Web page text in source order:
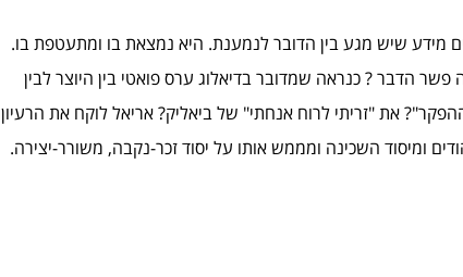
מידע שיש מגע בין הדובר לנמענת. היא נמצאת בו ומתעטפת בו.
פשר הדבר ? כנראה שמדובר בדיאלוג ערס פואטי בין היוצר לבין
את "זריתי לרוח אנחתי" של ביאליק? אריאל לוקח את הרעיון
ומיסוד השכינה ומממש אותו על יסוד זכר-נקבה, משורר-יצירה.